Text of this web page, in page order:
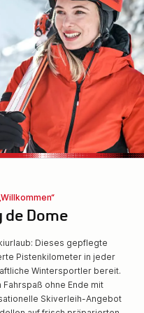
de Dome
Dieses gepflegte
Pistenkilometer in jeder
Wintersportler bereit.
ohne Ende mit
Skiverleih-Angebot